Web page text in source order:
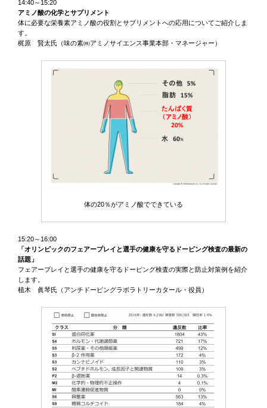
14:40～15:20
アミノ酸の化学とサプリメント
体に必要な栄養素アミノ酸の役割とサプリメントへの応用についてご紹介しま
す。
梶原 賢太氏（味の素㈱アミノサイエンス事業本部・マネージャー）
体の20％がアミノ酸でできている
15:20～16:00
「オリンピックのフェアープレイと選手の健康を守るドーピング検査の最新の
話題」
フェアープレイと選手の健康を守るドーピング検査の実際と防止対策例を紹介
します。
植木 眞琴氏（アンチドーピングラボラトリーカタール・役員）